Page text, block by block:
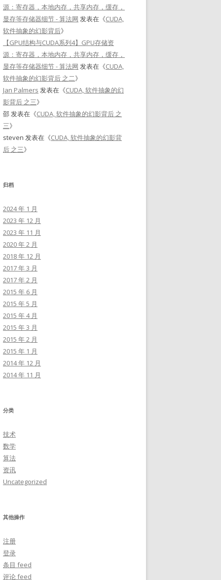
源：寄存器，本地内存，共享内存，缓存，
显存等存储器细节 - 算法网 发表在《CUDA,
软件抽象的幻影背后》
【GPU结构与CUDA系列4】GPU存储资
源：寄存器，本地内存，共享内存，缓存，
显存等存储器细节 - 算法网 发表在《CUDA,
软件抽象的幻影背后 之二》
Jan Palmers 发表在《CUDA, 软件抽象的幻
影背后 之三》
邵发表在《CUDA, 软件抽象的幻影背后 之
三》
steven 发表在《CUDA, 软件抽象的幻影背
后 之三》
归档
2024 年 1 月
2023 年 12 月
2023 年 11 月
2020 年 2 月
2018 年 12 月
2017 年 3 月
2017 年 2 月
2015 年 6 月
2015 年 5 月
2015 年 4 月
2015 年 3 月
2015 年 2 月
2015 年 1 月
2014 年 12 月
2014 年 11 月
分类
技术
数学
算法
资讯
Uncategorized
其他操作
注册
登录
条目 feed
评论 feed